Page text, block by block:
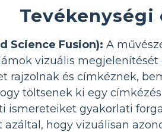
Science Fusion): A
vizuális
rajzolnak és címkéznek,
töltsenek ki egy
ismereteiket gyakorlati
hogy vizuálisan